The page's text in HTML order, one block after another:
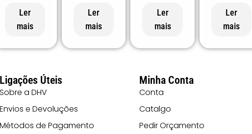
Ler
mais
Ler
mais
Ler
mais
Ler
mais
Ligações Úteis
Sobre a DHV
Envios e Devoluções
Métodos de Pagamento
Minha Conta
Conta
Catalgo
Pedir Orçamento